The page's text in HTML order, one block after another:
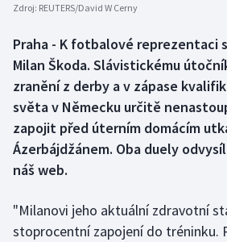
Box
Curling
Dostihy
Zdroj: REUTERS/David W Cerny
Praha - K fotbalové reprezentaci
Milan Škoda. Slávistickému
zranění z derby a v zápase
světa v Německu určitě
zapojit před úterním domácím
Ázerbájdžánem. Oba duely
náš web.
"Milanovi jeho aktuální zdravotní
stoprocentní zapojení do tréninku.